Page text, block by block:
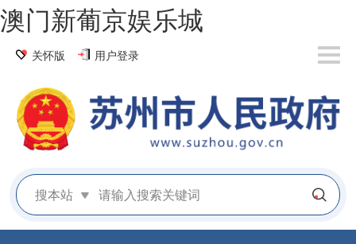
澳门新葡京娱乐城
关怀版 用户登录
搜本站